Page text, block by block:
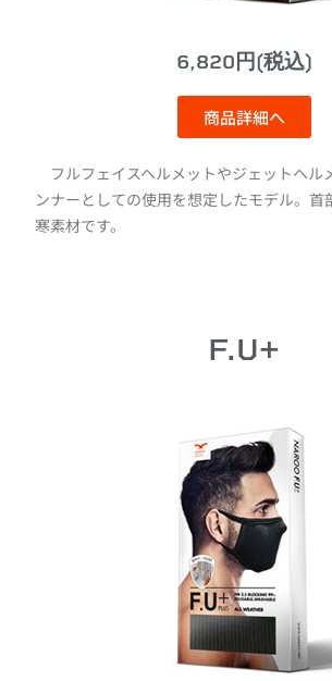
6,820円(税込)
商品詳細へ
フルフェイスヘルメットやジェットヘル
ンナーとしての使用を想定したモデル。首
寒素材です。
F.U+